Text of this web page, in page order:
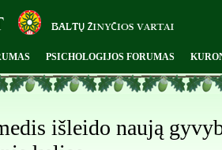
PSICHOLOGIJOS FORUMAS
išleido naują